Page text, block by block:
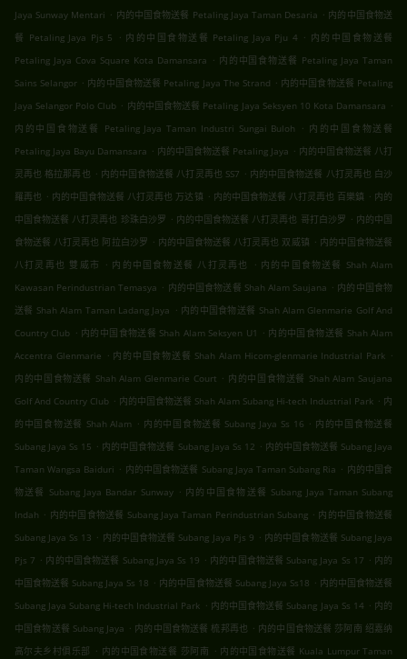
Jaya Sunway Mentari . 内的中国食物送餐 Petaling Jaya Taman Desaria . 内的中国食物送
餐 Petaling Jaya Pjs 5
. 内的中国食物送餐 Petaling Jaya Pju 4 . 内的中国食物送餐
Petaling Jaya Cova Square Kota Damansara . 内的中国食物送餐 Petaling Jaya Taman
Sains Selangor . 内的中国食物送餐 Petaling Jaya The Strand . 内的中国食物送餐 Petaling
Jaya Selangor Polo Club . 内的中国食物送餐 Petaling Jaya Seksyen 10 Kota Damansara .
内的中国食物送餐 Petaling Jaya Taman Industri Sungai Buloh
. 内的中国食物送餐
Petaling Jaya Bayu Damansara . 内的中国食物送餐 Petaling Jaya . 内的中国食物送餐 八打
灵再也 格拉那再也 . 内的中国食物送餐 八打灵再也 SS7 . 内的中国食物送餐 八打灵再也 白沙
羅再也 . 内的中国食物送餐 八打灵再也 万达镇 . 内的中国食物送餐 八打灵再也 百樂鎮 . 内的
中国食物送餐 八打灵再也 珍珠白沙罗 . 内的中国食物送餐 八打灵再也 哥打白沙罗 . 内的中国
食物送餐 八打灵再也 阿拉白沙罗 . 内的中国食物送餐 八打灵再也 双威镇 . 内的中国食物送餐
八打灵再也 雙威市
. 内的中国食物送餐 八打灵再也 . 内的中国食物送餐 Shah Alam
Kawasan Perindustrian Temasya . 内的中国食物送餐 Shah Alam Saujana . 内的中国食物
送餐 Shah Alam Taman Ladang Jaya . 内的中国食物送餐 Shah Alam Glenmarie Golf And
Country Club . 内的中国食物送餐 Shah Alam Seksyen U1 . 内的中国食物送餐 Shah Alam
Accentra Glenmarie . 内的中国食物送餐 Shah Alam Hicom-glenmarie Industrial Park .
内的中国食物送餐 Shah Alam Glenmarie Court . 内的中国食物送餐 Shah Alam Saujana
Golf And Country Club . 内的中国食物送餐 Shah Alam Subang Hi-tech Industrial Park . 内
的中国食物送餐 Shah Alam . 内的中国食物送餐 Subang Jaya Ss 16 . 内的中国食物送餐
Subang Jaya Ss 15 . 内的中国食物送餐 Subang Jaya Ss 12 . 内的中国食物送餐 Subang Jaya
Taman Wangsa Baiduri . 内的中国食物送餐 Subang Jaya Taman Subang Ria . 内的中国食
物送餐 Subang Jaya Bandar Sunway . 内的中国食物送餐 Subang Jaya Taman Subang
Indah . 内的中国食物送餐 Subang Jaya Taman Perindustrian Subang . 内的中国食物送餐
Subang Jaya Ss 13 . 内的中国食物送餐 Subang Jaya Pjs 9 . 内的中国食物送餐 Subang Jaya
Pjs 7 . 内的中国食物送餐 Subang Jaya Ss 19 . 内的中国食物送餐 Subang Jaya Ss 17 . 内的
中国食物送餐 Subang Jaya Ss 18 . 内的中国食物送餐 Subang Jaya Ss18 . 内的中国食物送餐
Subang Jaya Subang Hi-tech Industrial Park . 内的中国食物送餐 Subang Jaya Ss 14 . 内的
中国食物送餐 Subang Jaya . 内的中国食物送餐 梳邦再也 . 内的中国食物送餐 莎阿南 绍嘉纳
高尔夫乡村俱乐部
. 内的中国食物送餐 莎阿南 . 内的中国食物送餐 Kuala Lumpur Taman